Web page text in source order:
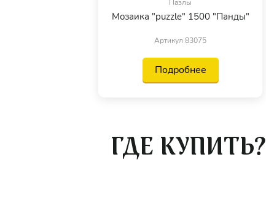
Пазлы
Мозаика "puzzle" 1500 "Панды"
Артикул 83075
Подробнее
ГДЕ КУПИТЬ?